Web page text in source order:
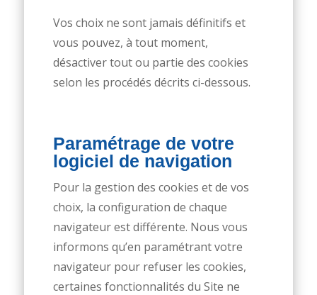
Vos choix ne sont jamais définitifs et
vous pouvez, à tout moment,
désactiver tout ou partie des cookies
selon les procédés décrits ci-dessous.
Paramétrage de votre
logiciel de navigation
Pour la gestion des cookies et de vos
choix, la configuration de chaque
navigateur est différente. Nous vous
informons qu’en paramétrant votre
navigateur pour refuser les cookies,
certaines fonctionnalités du Site ne